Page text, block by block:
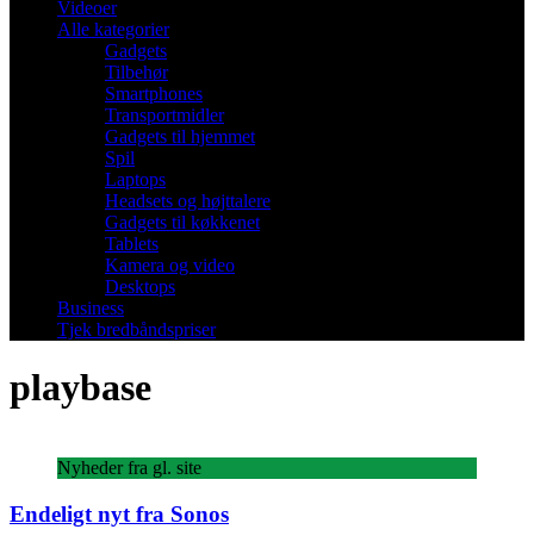
Videoer
Alle kategorier
Gadgets
Tilbehør
Smartphones
Transportmidler
Gadgets til hjemmet
Spil
Laptops
Headsets og højttalere
Gadgets til køkkenet
Tablets
Kamera og video
Desktops
Business
Tjek bredbåndspriser
playbase
Nyheder fra gl. site
Endeligt nyt fra Sonos